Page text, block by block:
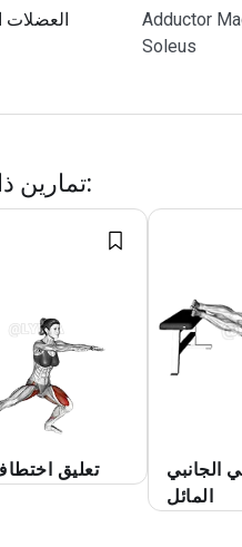
العضلات
Adductor
Soleus
تمارين:
تعليق
الجانبي
المائل